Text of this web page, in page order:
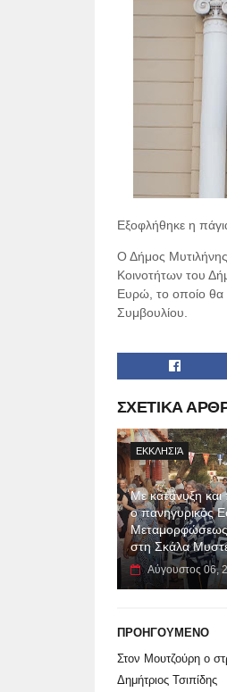
Εξοφλήθηκε η
Ο Δήμος
Κοινοτήτων του
Ευρώ, το οποίο θα
Συμβουλίου.
ΣΧΕΤΙΚΑ
ΕΚΚΛΗΣΙΆ
Με κατάνυξη
ο πανηγυρικός
στη Σκάλα
Αύγουστος 06,
ΠΡΟΗΓΟΥΜΕΝΟ
Στον Μουτζούρη ο
Δημήτριος Τσιπίδης